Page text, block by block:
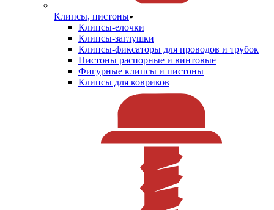
Клипсы, пистоны
Клипсы-елочки
Клипсы-заглушки
Клипсы-фиксаторы для проводов и трубок
Пистоны распорные и винтовые
Фигурные клипсы и пистоны
Клипсы для ковриков